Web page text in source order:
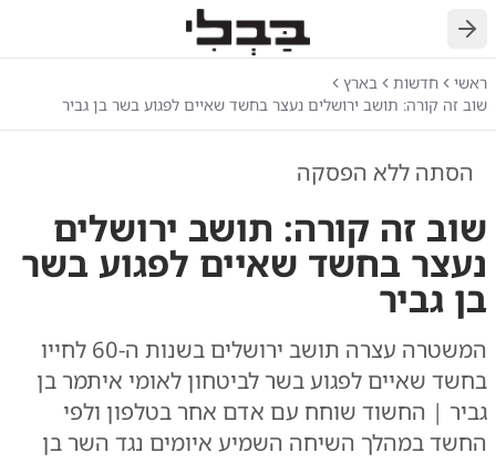
חזרה
ראשי חדשות
בארץ
שוב זה קורה: תושב ירושלים נעצר בחשד שאיים לפגוע בשר בן גביר
הסתה ללא הפסקה
שוב זה קורה: תושב ירושלים
נעצר בחשד שאיים לפגוע בשר
בן גביר
המשטרה עצרה תושב ירושלים בשנות ה-60 לחייו
בחשד שאיים לפגוע בשר לביטחון לאומי איתמר בן
גביר | החשוד שוחח עם אדם אחר בטלפון ולפי
החשד במהלך השיחה השמיע איומים נגד השר בן